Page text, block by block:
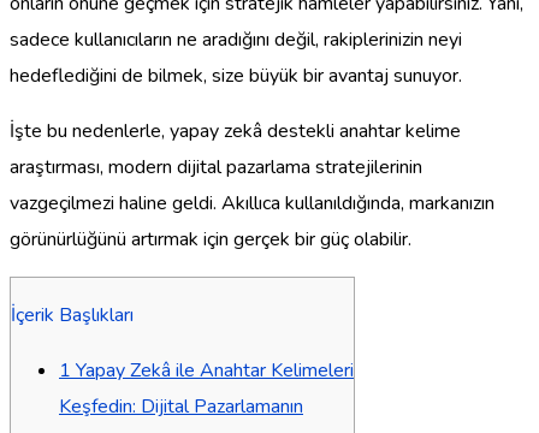
sadece kullanıcıların ne aradığını değil, rakiplerinizin neyi
hedeflediğini de bilmek, size büyük bir avantaj sunuyor.
İşte bu nedenlerle, yapay zekâ destekli anahtar kelime
araştırması, modern dijital pazarlama stratejilerinin
vazgeçilmezi haline geldi. Akıllıca kullanıldığında, markanızın
görünürlüğünü artırmak için gerçek bir güç olabilir.
İçerik Başlıkları
1 Yapay Zekâ ile Anahtar Kelimeleri
Keşfedin: Dijital Pazarlamanın